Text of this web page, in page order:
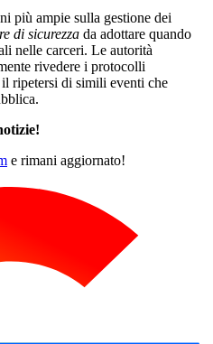
più ampie sulla gestione dei
di sicurezza da adottare quando
nelle carceri. Le autorità
rivedere i protocolli
ripetersi di simili eventi che
e rimani aggiornato!